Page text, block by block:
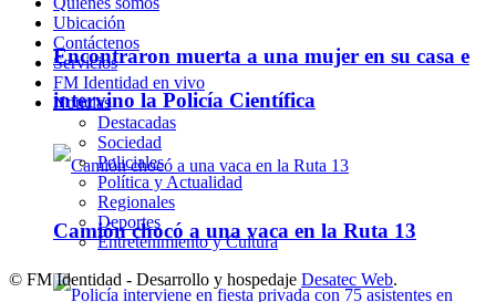
Encontraron muerta a una mujer en su casa e
intervino la Policía Científica
Camión chocó a una vaca en la Ruta 13
Ubicación
Contáctenos
Servicios
FM Identidad en vivo
Noticias
Destacadas
Sociedad
Policiales
Política y Actualidad
Regionales
Deportes
Entretenimiento y Cultura
© FM Identidad - Desarrollo y hospedaje Desatec Web.